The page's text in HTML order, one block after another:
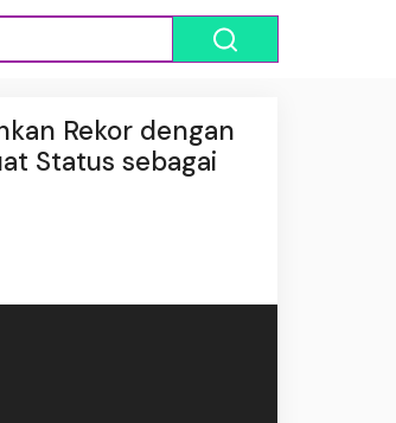
Rekor dengan
Status sebagai